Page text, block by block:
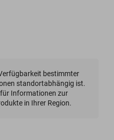
bestimmter
standortabhängig ist.
für Informationen zur
in Ihrer Region.